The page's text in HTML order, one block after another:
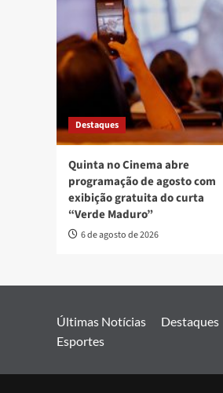
Destaques
Quinta no Cinema abre
programação de agosto com
exibição gratuita do curta
“Verde Maduro”
6 de agosto de 2026
Últimas Notícias Destaques
Esportes